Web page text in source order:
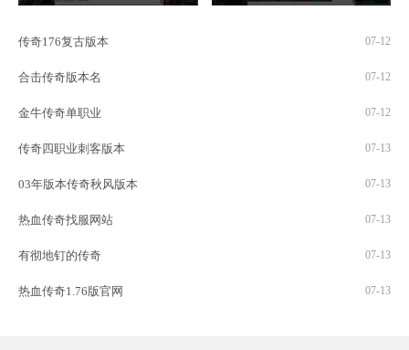
传奇176复古版本 07-12
合击传奇版本名 07-12
金牛传奇单职业 07-12
传奇四职业刺客版本 07-13
03年版本传奇秋风版本 07-13
热血传奇找服网站 07-13
有彻地钉的传奇 07-13
热血传奇1.76版官网 07-13